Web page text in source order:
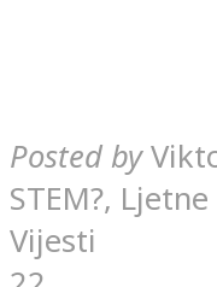
Posted by
STEM?,
Vijesti